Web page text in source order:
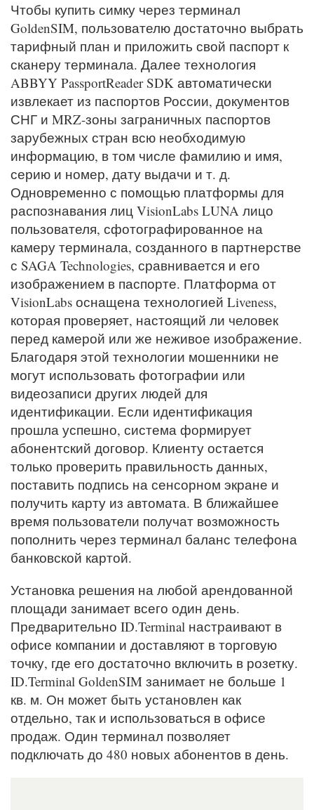
Чтобы купить симку через терминал
GoldenSIM, пользователю достаточно выбрать
тарифный план и приложить свой паспорт к
сканеру терминала. Далее технология
ABBYY PassportReader SDK автоматически
извлекает из паспортов России, документов
СНГ и MRZ-зоны заграничных паспортов
зарубежных стран всю необходимую
информацию, в том числе фамилию и имя,
серию и номер, дату выдачи и т. д.
Одновременно с помощью платформы для
распознавания лиц VisionLabs LUNA лицо
пользователя, сфотографированное на
камеру терминала, созданного в партнерстве
с SAGA Technologies, сравнивается и его
изображением в паспорте. Платформа от
VisionLabs оснащена технологией Liveness,
которая проверяет, настоящий ли человек
перед камерой или же неживое изображение.
Благодаря этой технологии мошенники не
могут использовать фотографии или
видеозаписи других людей для
идентификации. Если идентификация
прошла успешно, система формирует
абонентский договор. Клиенту остается
только проверить правильность данных,
поставить подпись на сенсорном экране и
получить карту из автомата. В ближайшее
время пользователи получат возможность
пополнить через терминал баланс телефона
банковской картой.
Установка решения на любой арендованной
площади занимает всего один день.
Предварительно ID.Terminal настраивают в
офисе компании и доставляют в торговую
точку, где его достаточно включить в розетку.
ID.Terminal GoldenSIM занимает не больше 1
кв. м. Он может быть установлен как
отдельно, так и использоваться в офисе
продаж. Один терминал позволяет
подключать до 480 новых абонентов в день.